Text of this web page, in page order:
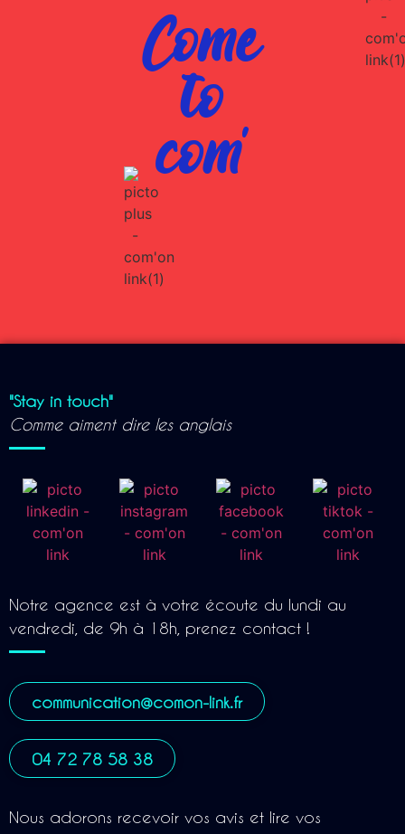
Come
to
com'
"Stay in touch"
Comme aiment dire les anglais
Notre agence est à votre écoute du lundi au
vendredi, de 9h à 18h, prenez contact !
communication@comon-link.fr
04 72 78 58 38
Nous adorons recevoir vos avis et lire vos